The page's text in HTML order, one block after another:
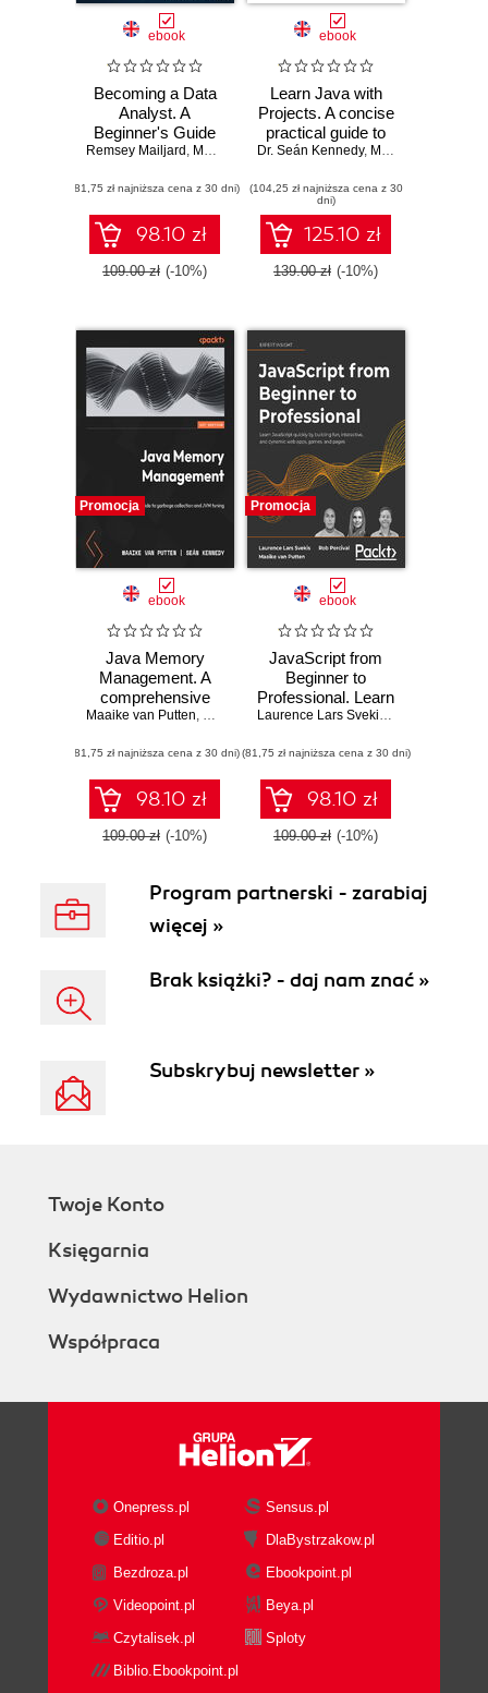
ebook
Becoming a Data
Analyst. A
Beginner's Guide
to Kickstarting
Career
Remsey Mailjard , Maaike van Putten
(81,75 zł najniższa cena z 30 dni)
98.10 zł
109.00 zł (-10%)
ebook
Learn Java with
Projects. A concise
practical guide to
learning everything
professional really
needs to know
Dr. Seán Kennedy, Maaike van Putten
(104,25 zł najniższa cena z 30
dni)
125.10 zł
139.00 zł (-10%)
Promocja
ebook
Java Memory
Management. A
comprehensive
guide to garbage
tuning
Maaike van Putten, Dr. Seán Kennedy
(81,75 zł najniższa cena z 30 dni)
98.10 zł
109.00 zł (-10%)
Promocja
ebook
JavaScript from
Beginner to
Professional. Learn
JavaScript quickly
interactive, and
dynamic web
apps, games, and
pages
Laurence Lars Svekis
,
(81,75 zł najniższa cena z 30 dni)
98.10 zł
109.00 zł (-10%)
Program partnerski - zarabiaj
więcej »
Brak książki? - daj nam znać »
Subskrybuj newsletter »
Twoje Konto
Księgarnia
Wydawnictwo Helion
Współpraca
Onepress.pl
Sensus.pl
Editio.pl
DlaBystrzakow.pl
Bezdroza.pl
Ebookpoint.pl
Videopoint.pl
Beya.pl
Czytalisek.pl
Sploty
Biblio.Ebookpoint.pl